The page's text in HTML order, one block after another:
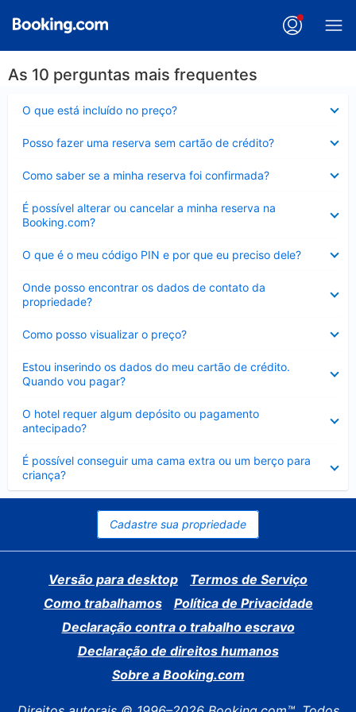
As 10 perguntas mais frequentes
O que está incluído no preço?
Posso fazer uma reserva sem cartão de crédito?
Como saber se a minha reserva foi confirmada?
É possível alterar ou cancelar a minha reserva na
Booking.com?
Contraído
O que é o meu código PIN e por que eu preciso dele?
Onde posso encontrar os dados de contato da
propriedade?
Como posso visualizar o preço?
Estou inserindo os dados do meu cartão de crédito.
Quando vou pagar?
O hotel requer algum depósito ou pagamento
antecipado?
É possível conseguir uma cama extra ou um berço para
criança?
Contraído
Cadastre sua propriedade
Versão para desktop
Termos de Serviço
Como trabalhamos
Política de Privacidade
Declaração contra o trabalho escravo
Declaração de direitos humanos
Sobre a Booking.com